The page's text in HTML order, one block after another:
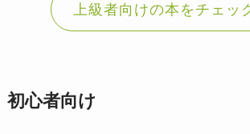
上級者向けの本をチェッ
初心者向け